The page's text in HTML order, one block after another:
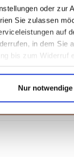
oder zur
Sie zulassen
auf
in dem Sie
bis zum Widerruf
Nur
Einkochtopf-
28 Liter,
Glühwein,